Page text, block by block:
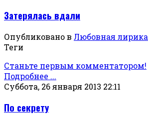
Затерялась вдали
Опубликовано в Любовная лирика
Теги
Станьте первым комментатором!
Подробнее ...
Суббота, 26 января 2013 22:11
По секрету